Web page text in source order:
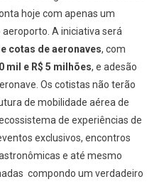
hoje com apenas um
A iniciativa será
cotas de aeronaves, com
mil e R$ 5 milhões, e adesão
Os cotistas não terão
de mobilidade aérea de
de experiências de
exclusivos, encontros
e até mesmo
compondo um verdadeiro